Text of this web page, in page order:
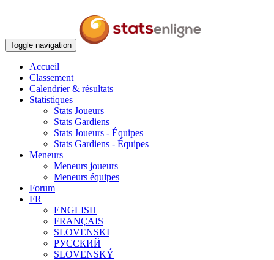
Toggle navigation
Accueil
Classement
Calendrier & résultats
Statistiques
Stats Joueurs
Stats Gardiens
Stats Joueurs - Équipes
Stats Gardiens - Équipes
Meneurs
Meneurs joueurs
Meneurs équipes
Forum
FR
ENGLISH
FRANÇAIS
SLOVENSKI
РУССКИЙ
SLOVENSKÝ